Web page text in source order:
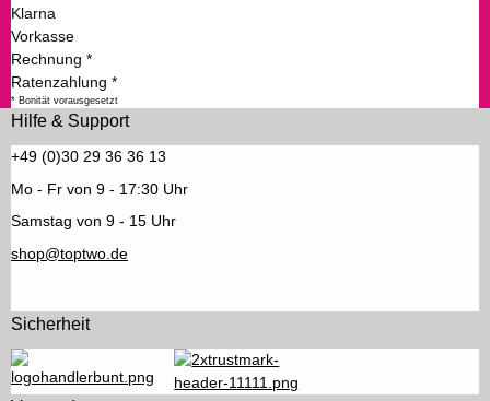
Klarna
Vorkasse
Rechnung *
Ratenzahlung *
* Bonität vorausgesetzt
Hilfe & Support
+49 (0)30 29 36 36 13
Mo - Fr von 9 - 17:30 Uhr
Samstag von 9 - 15 Uhr
shop@toptwo.de
Sicherheit